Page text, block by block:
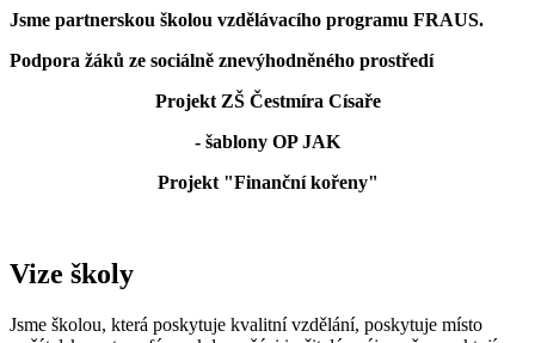
Jsme partnerskou školou vzdělávacího programu FRAUS.
Podpora žáků ze sociálně znevýhodněného prostředí
Projekt ZŠ Čestmíra Císaře
- šablony OP JAK
Projekt "Finanční kořeny"
Vize školy
Jsme školou, která poskytuje kvalitní vzdělání, poskytuje místo